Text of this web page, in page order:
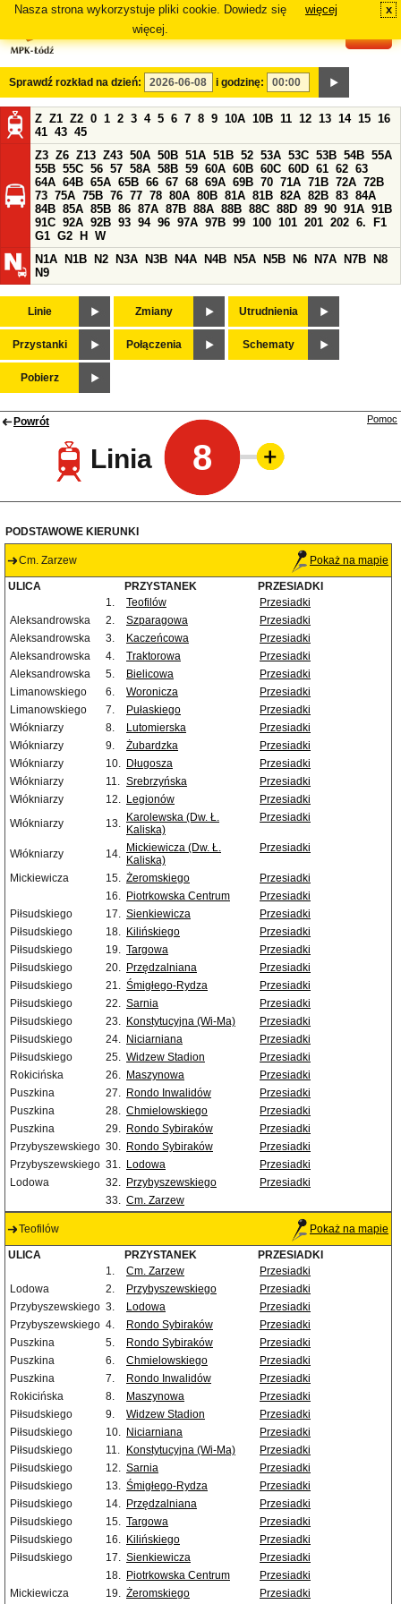
Nasza strona wykorzystuje pliki cookie. Dowiedz się
więcej.
więcej x
Sprawdź rozkład na dzień: i godzinę:
Z Z1 Z2 0 1 2 3 4 5 6 7 8 9 10A 10B 11 12 13 14 15 16
41 43 45
Z3 Z6 Z13 Z43 50A 50B 51A 51B 52 53A 53C 53B 54B 55A
55B 55C 56 57 58A 58B 59 60A 60B 60C 60D 61 62 63
64A 64B 65A 65B 66 67 68 69A 69B 70 71A 71B 72A 72B
73 75A 75B 76 77 78 80A 80B 81A 81B 82A 82B 83 84A
84B 85A 85B 86 87A 87B 88A 88B 88C 88D 89 90 91A 91B
91C 92A 92B 93 94 96 97A 97B 99 100 101 201 202 6.
F1
G1 G2 H
W
N1A
N1B N2 N3A N3B N4A N4B N5A N5B N6 N7A N7B
N8
N9
Linie Zmiany Utrudnienia
Przystanki Połączenia Schematy
Pobierz
Powrót
Linia 8
Pomoc
PODSTAWOWE KIERUNKI
Cm. Zarzew Pokaż na mapie
ULICA PRZYSTANEK
PRZESIADKI
1.
Teofilów
Przesiadki
Aleksandrowska
2. Szparagowa
Przesiadki
Aleksandrowska
3. Kaczeńcowa
Przesiadki
Aleksandrowska
4. Traktorowa
Przesiadki
Aleksandrowska
5. Bielicowa
Przesiadki
Limanowskiego
6. Woronicza
Przesiadki
Limanowskiego
7. Pułaskiego
Przesiadki
Włókniarzy
8. Lutomierska
Przesiadki
Włókniarzy
9. Żubardzka
Przesiadki
Włókniarzy
10. Długosza
Przesiadki
Włókniarzy
11. Srebrzyńska
Przesiadki
Włókniarzy
12. Legionów
Przesiadki
Włókniarzy
13. Karolewska (Dw. Ł.
Kaliska)
Przesiadki
Włókniarzy 14. Mickiewicza (Dw. Ł.
Kaliska)
Przesiadki
Mickiewicza 15. Żeromskiego
Przesiadki
16. Piotrkowska Centrum
Przesiadki
Piłsudskiego
17. Sienkiewicza
Przesiadki
Piłsudskiego
18. Kilińskiego
Przesiadki
Piłsudskiego
19. Targowa
Przesiadki
Piłsudskiego
20. Przędzalniana
Przesiadki
Piłsudskiego
21. Śmigłego-Rydza
Przesiadki
Piłsudskiego
22. Sarnia
Przesiadki
Piłsudskiego
23. Konstytucyjna (Wi-Ma)
Przesiadki
Piłsudskiego
24. Niciarniana
Przesiadki
Piłsudskiego
25. Widzew Stadion
Przesiadki
Rokicińska
26. Maszynowa
Przesiadki
Puszkina
27. Rondo Inwalidów
Przesiadki
Puszkina
28. Chmielowskiego
Przesiadki
Puszkina
29. Rondo Sybiraków
Przesiadki
Przybyszewskiego 30. Rondo Sybiraków
Przesiadki
Przybyszewskiego 31. Lodowa
Przesiadki
Lodowa
32. Przybyszewskiego
Przesiadki
33. Cm. Zarzew
Teofilów Pokaż na mapie
ULICA PRZYSTANEK
PRZESIADKI
1.
Cm. Zarzew
Przesiadki
Lodowa
2. Przybyszewskiego
Przesiadki
Przybyszewskiego 3. Lodowa
Przesiadki
Przybyszewskiego 4. Rondo Sybiraków
Przesiadki
Puszkina
5. Rondo Sybiraków
Przesiadki
Puszkina
6. Chmielowskiego
Przesiadki
Puszkina
7. Rondo Inwalidów
Przesiadki
Rokicińska
8. Maszynowa
Przesiadki
Piłsudskiego
9. Widzew Stadion
Przesiadki
Piłsudskiego
10. Niciarniana
Przesiadki
Piłsudskiego
11. Konstytucyjna (Wi-Ma)
Przesiadki
Piłsudskiego
12. Sarnia
Przesiadki
Piłsudskiego
13. Śmigłego-Rydza
Przesiadki
Piłsudskiego
14. Przędzalniana
Przesiadki
Piłsudskiego
15. Targowa
Przesiadki
Piłsudskiego
16. Kilińskiego
Przesiadki
Piłsudskiego
17. Sienkiewicza
Przesiadki
18. Piotrkowska Centrum
Przesiadki
Mickiewicza
19. Żeromskiego Przesiadki